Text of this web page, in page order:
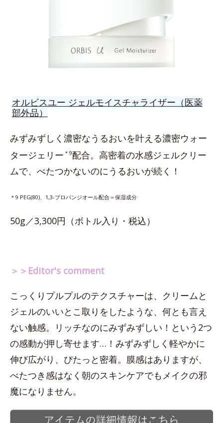
オルビスユー ジェルモイスチャライザー（医薬
部外品）
みずみずしく濃密なうるおいを叶える濃密ウォー
タージェリー ＊9配合。高密着の水感ジェルクリー
ムで、べたつかないのにうるおいが続く！
＊9 PEG(80)、1,3-プロパンジオール配合＝保湿成分
50g／3,300円（ボトル入り・税込）
＞＞Editor's comment
こっくりプルプルのテクスチャーは、クリームと
ジェルのいいとこ取りをしたような、何とも言え
ない触感。リッチなのにみずみずしい！という2つ
の感動が押し寄せます…！みずみずしく軽やかに
伸び広がり、ぴたっと密着。膜感はありますが、
べたつき感はなく朝のスキンケアでもメイクの邪
魔になりません。